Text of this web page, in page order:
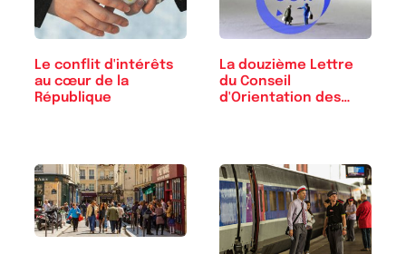
Le conflit d'intérêts
au cœur de la
République
La douzième Lettre
du Conseil
d'Orientation des